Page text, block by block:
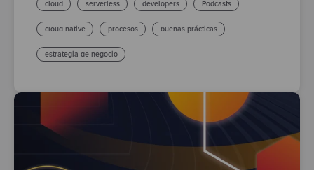
cloud serverless developers Podcasts
cloud native procesos buenas prácticas
estrategia de negocio